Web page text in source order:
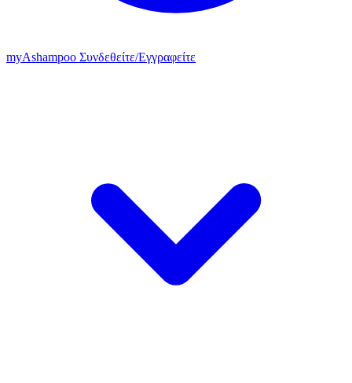
myAshampoo Συνδεθείτε/Εγγραφείτε